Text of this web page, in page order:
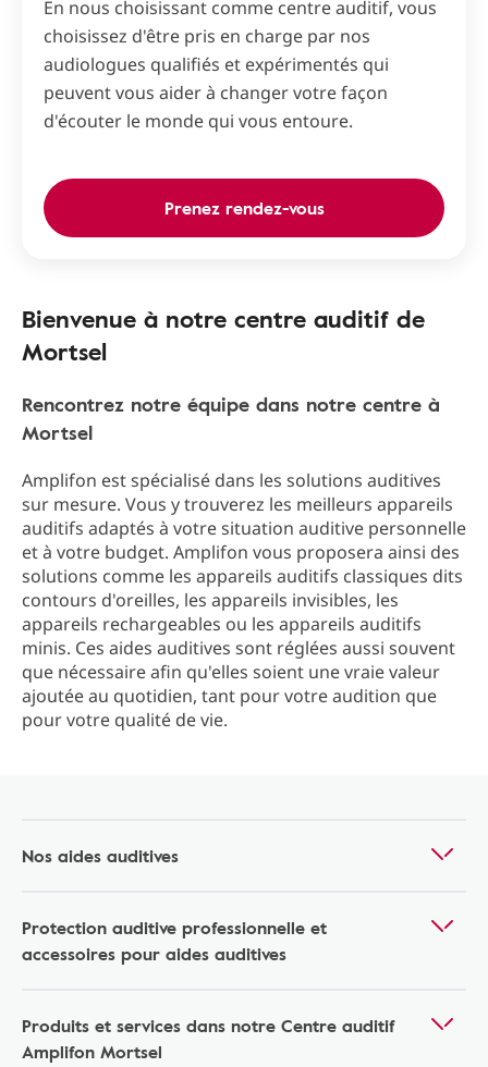
En nous choisissant comme centre auditif, vous
choisissez d'être pris en charge par nos
audiologues qualifiés et expérimentés qui
peuvent vous aider à changer votre façon
d'écouter le monde qui vous entoure.
Prenez rendez-vous
Bienvenue à notre centre auditif de
Mortsel
Rencontrez notre équipe dans notre centre à
Mortsel
Amplifon est spécialisé dans les solutions auditives
sur mesure. Vous y trouverez les meilleurs appareils
auditifs adaptés à votre situation auditive personnelle
et à votre budget. Amplifon vous proposera ainsi des
solutions comme les appareils auditifs classiques dits
contours d'oreilles, les appareils invisibles, les
appareils rechargeables ou les appareils auditifs
minis. Ces aides auditives sont réglées aussi souvent
que nécessaire afin qu'elles soient une vraie valeur
ajoutée au quotidien, tant pour votre audition que
pour votre qualité de vie.
Nos aides auditives
Protection auditive professionnelle et
accessoires pour aides auditives
Produits et services dans notre Centre auditif
Amplifon Mortsel